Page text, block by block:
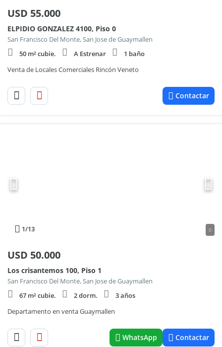
USD 55.000
ELPIDIO GONZALEZ 4100, Piso 0
San Francisco Del Monte, San Jose de Guaymallen
50 m² cubie.
A Estrenar
1 baño
Venta de Locales Comerciales Rincón Veneto
Contactar
1/13 0
USD 50.000
Los crisantemos 100, Piso 1
San Francisco Del Monte, San Jose de Guaymallen
67 m² cubie.
2 dorm.
3 años
Departamento en venta Guaymallen
WhatsApp Contactar